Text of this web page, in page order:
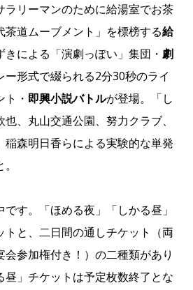
ラリーマンのために給湯室でお茶
茶道ムーブメント」を標榜する給
きによる「演劇っぽい」集団・ 劇
ー形式で綴られる2分30秒のライ
・ 即興小説バトルが登場。「し
、丸山交通公園、努力クラブ、
稲森明日香らによる実験的な単発
す。「ほめる夜」「しかる昼」
トと、二日間の通しチケット（両
参加権付き！）の二種類があり
昼」チケットは予定枚数終了とな